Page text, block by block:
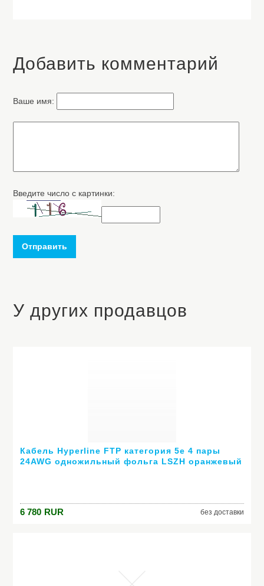
Добавить комментарий
Ваше имя:
Введите число с картинки:
Отправить
У других продавцов
Кабель Hyperline FTP категория 5e 4 пары
24AWG одножильный фольга LSZH оранжевый
6 780 RUR без доставки